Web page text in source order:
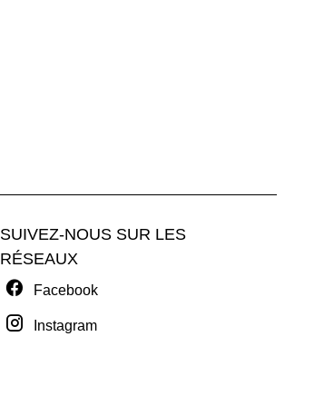
SUIVEZ-NOUS SUR LES
RÉSEAUX
Facebook
Instagram